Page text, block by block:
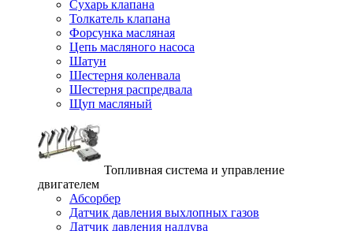
Сухарь клапана
Толкатель клапана
Форсунка масляная
Цепь масляного насоса
Шатун
Шестерня коленвала
Шестерня распредвала
Щуп масляный
Топливная система и управление
двигателем
Абсорбер
Датчик давления выхлопных газов
Датчик давления наддува